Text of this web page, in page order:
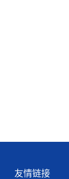
友情链接